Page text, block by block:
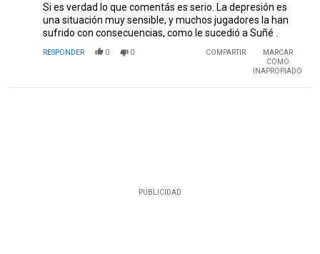
Si es verdad lo que comentás es serio. La depresión es
una situación muy sensible, y muchos jugadores la han
sufrido con consecuencias, como le sucedió a Suñé .
RESPONDER 0 0 COMPARTIR
MARCAR
COMO
INAPROPIADO
PUBLICIDAD